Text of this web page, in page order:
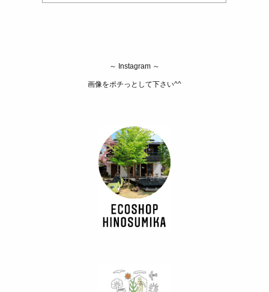
～ Instagram ～
画像をポチっとして下さい^^